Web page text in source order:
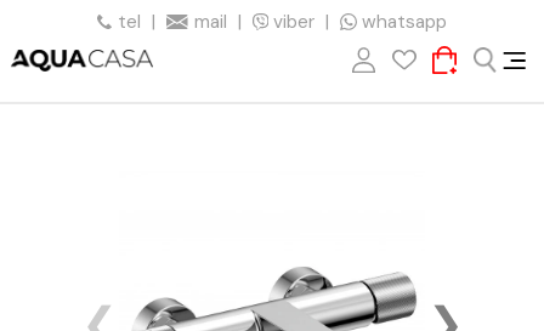
tel | mail | viber | whatsapp